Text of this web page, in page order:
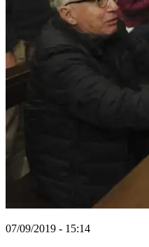
07/09/2019 - 15:14